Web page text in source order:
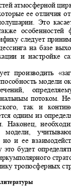
атмосферной
ее отличия
Это
следует
на базе
и настройке
производить
модели
потоком.
так и
одним из
модели,
но и ее
это будет
тропосферных